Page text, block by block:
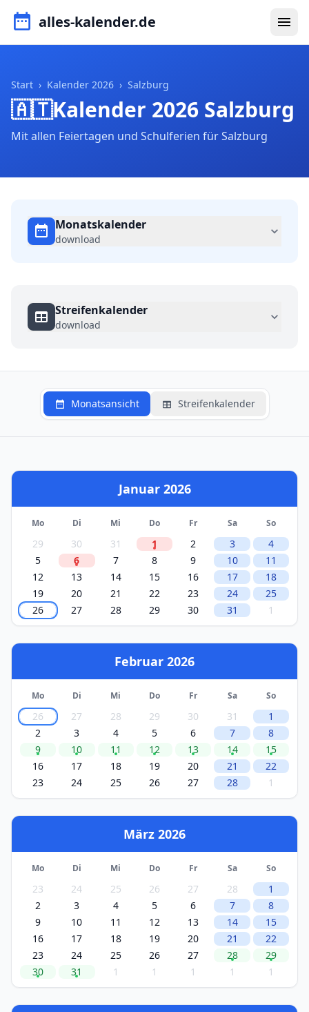
alles-kalender.de
Start › Kalender 2026 › Salzburg
🇦🇹Kalender 2026 Salzburg
Mit allen Feiertagen und Schulferien für Salzburg
Monatskalender
download
Streifenkalender
download
Monatsansicht Streifenkalender
Januar 2026
Mo Di Mi Do Fr Sa So
29 30 31 1 2 3
4
5
6 7 8 9 10
11
12
13 14 15 16 17
18
19
20 21 22 23 24
25
26
27 28 29 30 31 1
Februar 2026
Mo Di Mi Do Fr Sa So
26 27 28 29 30 31
1
2
3 4 5 6 7
8
9
10 11 12 13 14
15
16
17 18 19 20 21
22
23
24 25 26 27 28 1
März 2026
Mo Di Mi Do Fr Sa So
23 24 25 26 27 28
1
2
3 4 5 6 7
8
9
10 11 12 13 14
15
16
17 18 19 20 21
22
23
24 25 26 27 28
29
30
31 1 1 1 1 1